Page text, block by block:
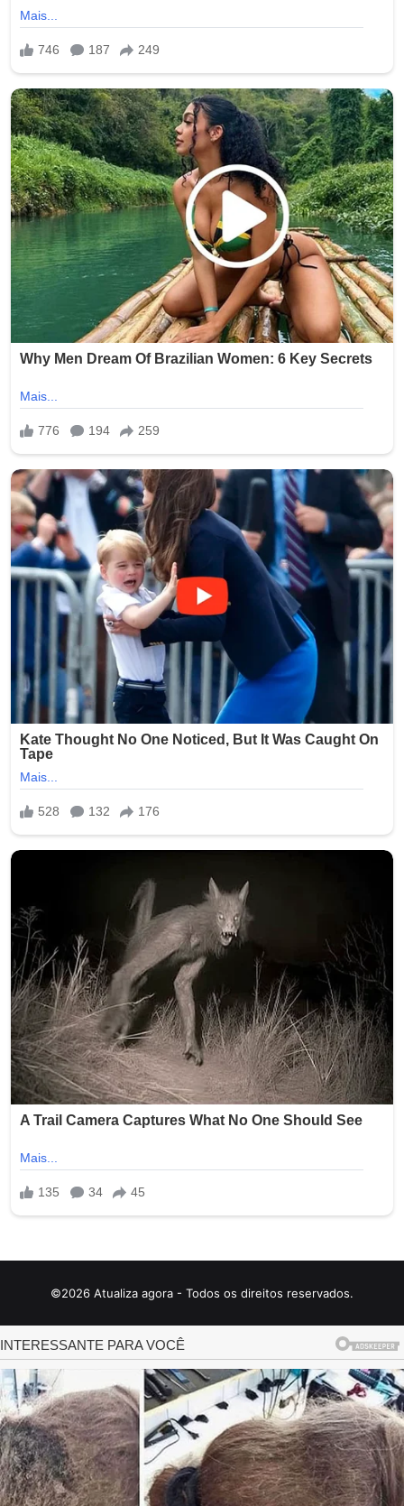
©2026 Atualiza agora - Todos os direitos reservados.